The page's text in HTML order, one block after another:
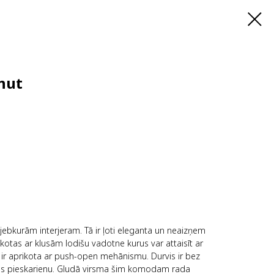
interjeram. Tā ir ļoti eleganta un neaizņem
ar klusām lodišu vadotne kurus var attaisīt ar
aprikota ar push-open mehānismu. Durvis ir bez
pieskarienu. Gludā virsma šim komodam rada